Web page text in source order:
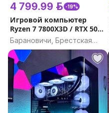
4 799.99 р. -19%
Игровой компьютер
Ryzen 7 7800X3D / RTX 5070
12Gb / DDR5 32GB, 16GB /
SSD 1TB Гарантия на
игровой ПК
Барановичи, Брестская
область